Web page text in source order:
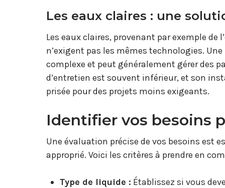
Les eaux claires : une
Les eaux claires, provenant par exemple de
n’exigent pas les mêmes technologies.
complexe et peut généralement gérer des
d’entretien est souvent inférieur, et son
prisée pour des projets moins exigeants.
Identifier vos besoins
Une évaluation précise de vos besoins est
approprié. Voici les critères à prendre en
Type de liquide : Établissez si vous